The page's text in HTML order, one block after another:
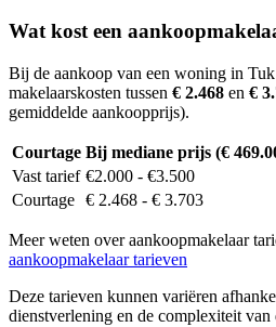
Wat kost een
Bij de aankoop van een woning in
makelaarskosten tussen € 2.468 en €
gemiddelde aankoopprijs).
Courtage Bij mediane prijs (€
Vast tarief €2.000 - €3.500
Courtage € 2.468 - € 3.703
Meer weten over aankoopmakelaar
aankoopmakelaar tarieven
Deze tarieven kunnen variëren
dienstverlening en de complexiteit